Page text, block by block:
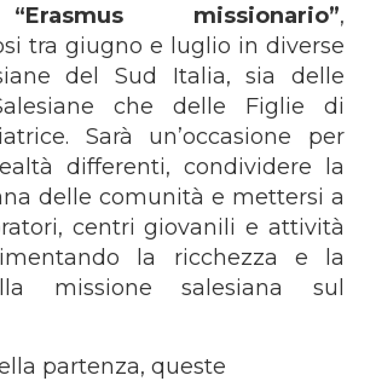
“Erasmus missionario”,
tra giugno e luglio in diverse
del Sud Italia, sia delle
che delle Figlie di
Sarà un’occasione per
differenti, condividere la
delle comunità e mettersi a
centri giovanili e attività
la ricchezza e la
missione salesiana sul
partenza, queste